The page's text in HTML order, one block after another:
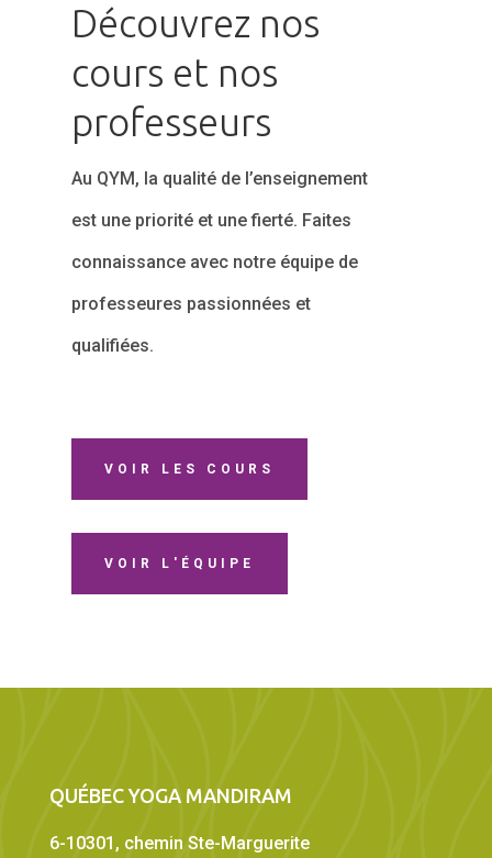
Découvrez nos
cours et nos
professeurs
Au QYM, la qualité de l’enseignement
est une priorité et une fierté. Faites
connaissance avec notre équipe de
professeures passionnées et
qualifiées.
VOIR LES COURS
VOIR L'ÉQUIPE
QUÉBEC YOGA MANDIRAM
6-10301, chemin Ste-Marguerite